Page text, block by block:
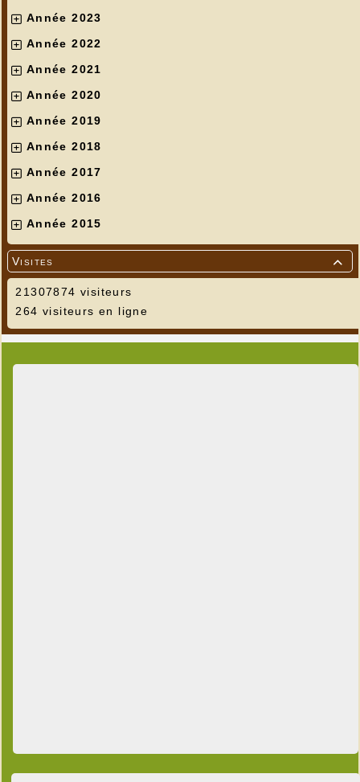
Année 2023
Année 2022
Année 2021
Année 2020
Année 2019
Année 2018
Année 2017
Année 2016
Année 2015

Visites
21307874 visiteurs
264 visiteurs en ligne